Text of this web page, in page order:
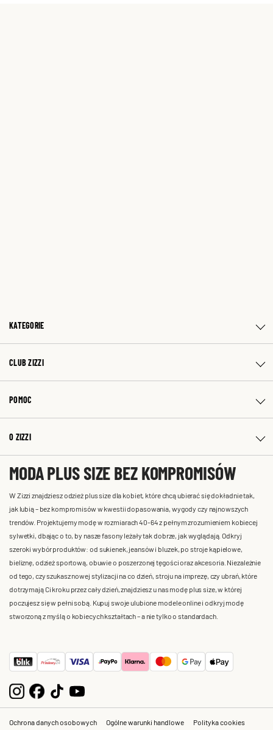
KATEGORIE
CLUB ZIZZI
POMOC
O ZIZZI
MODA PLUS SIZE BEZ KOMPROMISÓW
W Zizzi znajdziesz odzież plus size dla kobiet, które chcą ubierać się dokładnie tak,
jak lubią – bez kompromisów w kwestii dopasowania, wygody czy najnowszych
trendów. Projektujemy modę w rozmiarach 40-64 z pełnym zrozumieniem kobiecej
sylwetki, dbając o to, by nasze fasony leżały tak dobrze, jak wyglądają. Odkryj
szeroki wybór produktów: od sukienek, jeansów i bluzek, po stroje kąpielowe,
bieliznę, odzież sportową, obuwie o poszerzonej tęgości oraz akcesoria. Niezależnie
od tego, czy szukasz nowej stylizacji na co dzień, stroju na imprezę, czy ubrań, które
dotrzymają Ci kroku przez cały dzień, znajdziesz u nas modę plus size, w której
poczujesz się w pełni sobą. Kupuj swoje ulubione modele online i odkryj modę
stworzoną z myślą o kobiecych kształtach – a nie tylko o standardach.
Ochrona danych osobowych Ogólne warunki handlowe Polityka cookies